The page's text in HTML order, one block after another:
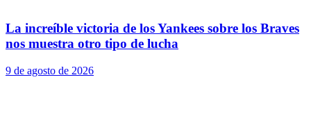
La increíble victoria de los Yankees sobre los Braves
nos muestra otro tipo de lucha
9 de agosto de 2026